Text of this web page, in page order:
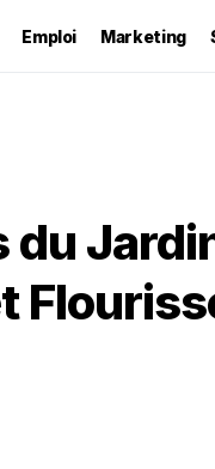
Emploi Marketing
du